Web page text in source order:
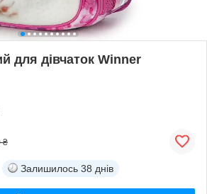
для дівчаток Winner
₴
Залишилось 38 днів